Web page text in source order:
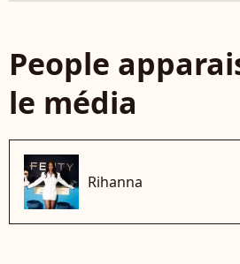
People
le média
Rihanna